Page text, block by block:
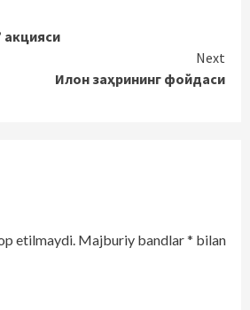
акцияси
Next
Илон заҳрининг фойдаси
etilmaydi. Majburiy bandlar* bilan